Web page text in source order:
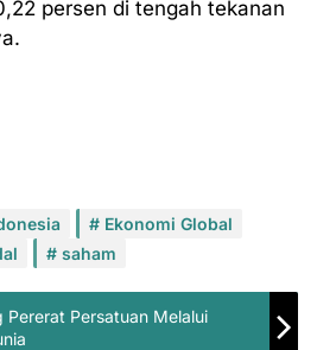
persen di tengah tekanan
Ekonomi Global
saham
Pererat Persatuan Melalui